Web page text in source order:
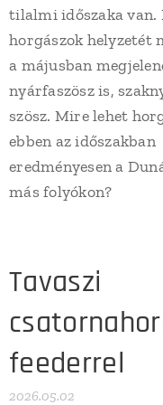
tilalmi időszaka van.
horgászok helyzetét
a májusban
nyárfaszösz is,
szösz. Mire lehet
ebben az időszakban
eredményesen a
más folyókon?
Tavaszi
feederrel
2026.05.02